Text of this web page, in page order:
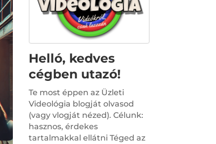
Helló, kedves
cégben utazó!
Te most éppen az Üzleti
Videológia blogját olvasod
(vagy vlogját nézed). Célunk:
hasznos, érdekes
tartalmakkal ellátni Téged az